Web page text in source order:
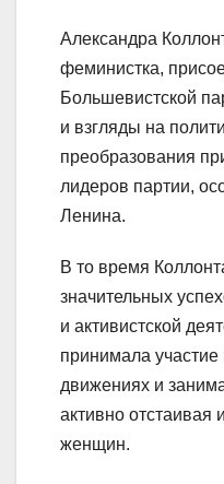
Александра
феминистка,
Большевистской
и взгляды на
преобразования
лидеров партии,
Ленина.
В то время
значительных
и активистской
принимала
движениях и
активно отстаивая
женщин.